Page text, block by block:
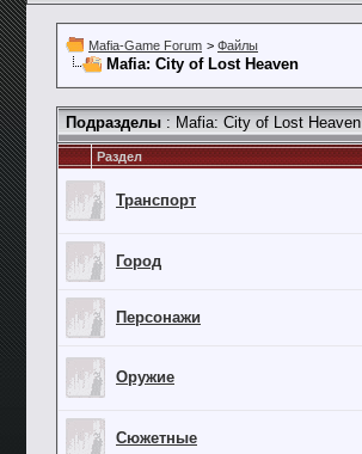
Mafia-Game Forum > Файлы
Mafia: City of Lost Heaven
Подразделы : Mafia: City of Lost Heaven
Раздел
Транспорт
Город
Персонажи
Оружие
Сюжетные